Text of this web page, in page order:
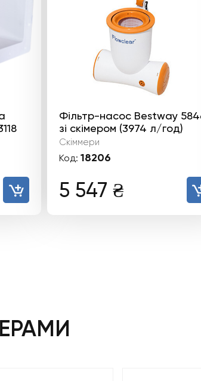
Фільтр-насос Bestway
зі скімером (3974 л/год)
Скіммери
Код: 18206
5 547 ₴